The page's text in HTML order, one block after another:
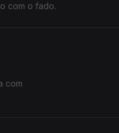
com o fado.
com